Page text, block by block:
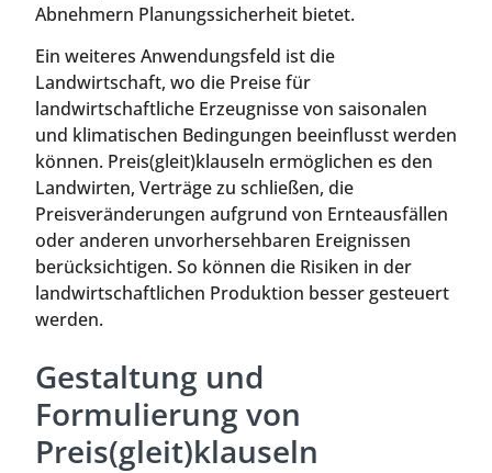
Abnehmern Planungssicherheit bietet.
Ein weiteres Anwendungsfeld ist die
Landwirtschaft, wo die Preise für
landwirtschaftliche Erzeugnisse von saisonalen
und klimatischen Bedingungen beeinflusst werden
können. Preis(gleit)klauseln ermöglichen es den
Landwirten, Verträge zu schließen, die
Preisveränderungen aufgrund von Ernteausfällen
oder anderen unvorhersehbaren Ereignissen
berücksichtigen. So können die Risiken in der
landwirtschaftlichen Produktion besser gesteuert
werden.
Gestaltung und
Formulierung von
Preis(gleit)klauseln